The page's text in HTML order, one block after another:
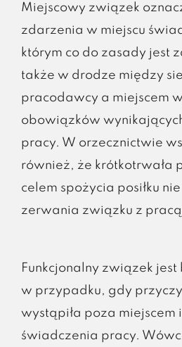
Miejscowy związek
zdarzenia w miejscu
którym co do zasady jest
także w drodze między
pracodawcy a miejscem
obowiązków
pracy. W orzecznictwie
również, że krótkotrwała
celem spożycia posiłku
zerwania związku z
Funkcjonalny związek
w przypadku, gdy
wystąpiła poza miejscem
świadczenia pracy.